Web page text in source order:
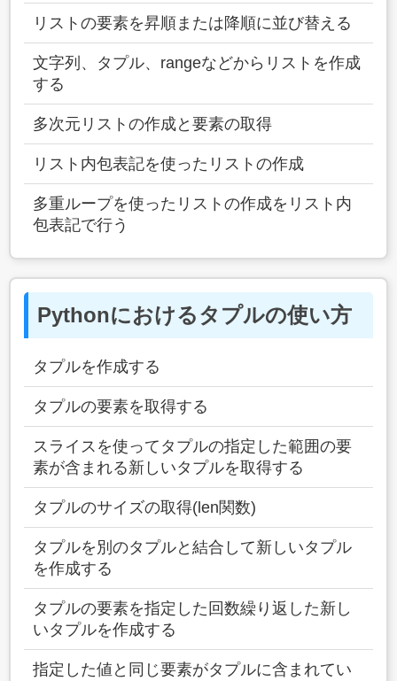
リストの要素を昇順または降順に並び替える
文字列、タプル、rangeなどからリストを作成
する
多次元リストの作成と要素の取得
リスト内包表記を使ったリストの作成
多重ループを使ったリストの作成をリスト内
包表記で行う
Pythonにおけるタプルの使い方
タプルを作成する
タプルの要素を取得する
スライスを使ってタプルの指定した範囲の要
素が含まれる新しいタプルを取得する
タプルのサイズの取得(len関数)
タプルを別のタプルと結合して新しいタプル
を作成する
タプルの要素を指定した回数繰り返した新し
いタプルを作成する
指定した値と同じ要素がタプルに含まれてい